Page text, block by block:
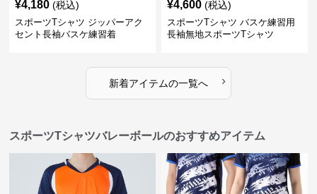
¥4,180 (税込)
スポーツTシャツ ジッパーアク
セント長袖バスケ練習着
¥4,600 (税込)
スポーツTシャツ バスケ練習用
長袖無地スポーツTシャツ
新着アイテムの一覧へ ›
スポーツTシャツバレーボールのおすすめアイテム